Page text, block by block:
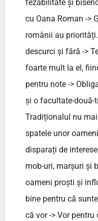
fezabilitate și
cu Oana Roman ->
românii au
descurci și fără ->
foarte mult la el,
pentru note ->
și o facultate-două-
Tradiționalul nu
spatele unor
disparați de
mob-uri, marșuri și
oameni proști și
bine pentru că
că vor -> Vor